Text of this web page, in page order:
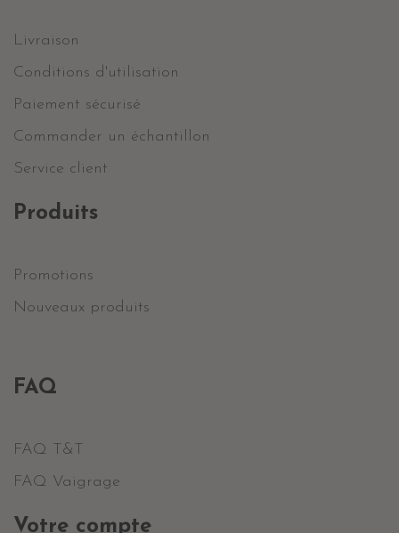
Livraison
Conditions d'utilisation
Paiement sécurisé
Commander un échantillon
Service client
Produits
Promotions
Nouveaux produits
FAQ
FAQ T&T
FAQ Vaigrage
Votre compte